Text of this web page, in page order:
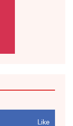
Like